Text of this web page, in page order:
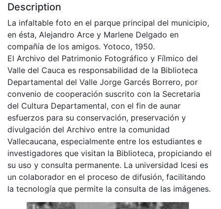
Description
La infaltable foto en el parque principal del municipio,
en ésta, Alejandro Arce y Marlene Delgado en
compañía de los amigos. Yotoco, 1950.
El Archivo del Patrimonio Fotográfico y Fílmico del
Valle del Cauca es responsabilidad de la Biblioteca
Departamental del Valle Jorge Garcés Borrero, por
convenio de cooperación suscrito con la Secretaria
del Cultura Departamental, con el fin de aunar
esfuerzos para su conservación, preservación y
divulgación del Archivo entre la comunidad
Vallecaucana, especialmente entre los estudiantes e
investigadores que visitan la Biblioteca, propiciando el
su uso y consulta permanente. La universidad Icesi es
un colaborador en el proceso de difusión, facilitando
la tecnología que permite la consulta de las imágenes.